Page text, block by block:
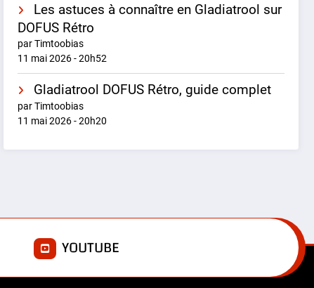
Les astuces à connaître en Gladiatrool sur
DOFUS Rétro
par Timtoobias
11 mai 2026 - 20h52
Gladiatrool DOFUS Rétro, guide complet
par Timtoobias
11 mai 2026 - 20h20
YOUTUBE